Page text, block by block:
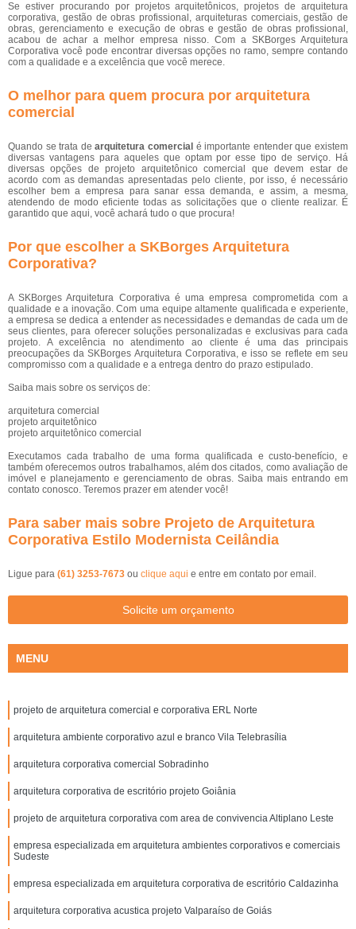
Se estiver procurando por projetos arquitetônicos, projetos de arquitetura
corporativa, gestão de obras profissional, arquiteturas comerciais, gestão de
obras, gerenciamento e execução de obras e gestão de obras profissional,
acabou de achar a melhor empresa nisso. Com a SKBorges Arquitetura
Corporativa você pode encontrar diversas opções no ramo, sempre contando
com a qualidade e a excelência que você merece.
O melhor para quem procura por arquitetura
comercial
Quando se trata dearquitetura comercial é importante entender que existem
diversas vantagens para aqueles que optam por esse tipo de serviço. Há
diversas opções de projeto arquitetônico comercial que devem estar de
acordo com as demandas apresentadas pelo cliente, por isso, é necessário
escolher bem a empresa para sanar essa demanda, e assim, a mesma,
atendendo de modo eficiente todas as solicitações que o cliente realizar. É
garantido que aqui, você achará tudo o que procura!
Por que escolher a SKBorges Arquitetura
Corporativa?
A SKBorges Arquitetura Corporativa é uma empresa comprometida com a
qualidade e a inovação. Com uma equipe altamente qualificada e experiente,
a empresa se dedica a entender as necessidades e demandas de cada um de
seus clientes, para oferecer soluções personalizadas e exclusivas para cada
projeto. A excelência no atendimento ao cliente é uma das principais
preocupações da SKBorges Arquitetura Corporativa, e isso se reflete em seu
compromisso com a qualidade e a entrega dentro do prazo estipulado.
Saiba mais sobre os serviços de:
arquitetura comercial
projeto arquitetônico
projeto arquitetônico comercial
Executamos cada trabalho de uma forma qualificada e custo-benefício, e
também oferecemos outros trabalhamos, além dos citados, como avaliação de
imóvel e planejamento e gerenciamento de obras. Saiba mais entrando em
contato conosco. Teremos prazer em atender você!
Para saber mais sobre Projeto de Arquitetura
Corporativa Estilo Modernista Ceilândia
Ligue para (61) 3253-7673 ou clique aqui e entre em contato por email.
Solicite um orçamento
MENU
projeto de arquitetura comercial e corporativa ERL Norte
arquitetura ambiente corporativo azul e branco Vila Telebrasília
arquitetura corporativa comercial Sobradinho
arquitetura corporativa de escritório projeto Goiânia
projeto de arquitetura corporativa com area de convivencia Altiplano Leste
empresa especializada em arquitetura ambientes corporativos e comerciais
Sudeste
empresa especializada em arquitetura corporativa de escritório Caldazinha
arquitetura corporativa acustica projeto Valparaíso de Goiás